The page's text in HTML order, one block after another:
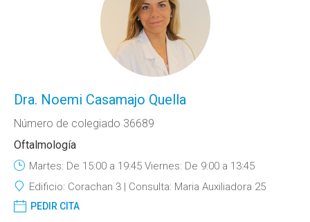
Dra. Noemi Casamajo Quella
Número de colegiado 36689
Oftalmología
Martes: De 15:00 a 19:45 Viernes: De 9:00 a 13:45
Edificio: Corachan 3 Consulta: Maria Auxiliadora 25
PEDIR CITA